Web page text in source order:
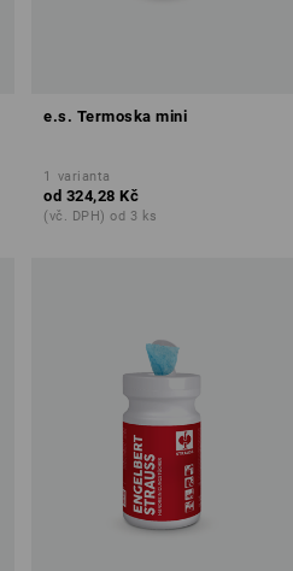
e.s. Termoska mini
1 varianta
od 324,28 Kč
(vč. DPH) od 3 ks